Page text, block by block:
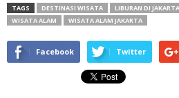
TAGS DESTINASI WISATA LIBURAN DI JAKARTA
WISATA ALAM
WISATA ALAM JAKARTA
Facebook Twitter